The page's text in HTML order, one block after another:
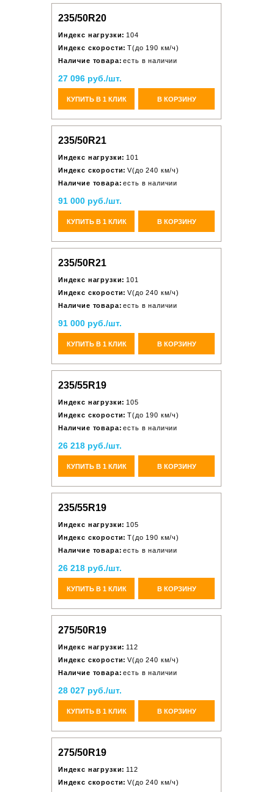
235/50R20
Индекс нагрузки: 104
Индекс скорости: T(до 190 км/ч)
Наличие товара: есть в наличии
27 096 руб./шт.
КУПИТЬ В 1 КЛИК В КОРЗИНУ
235/50R21
Индекс нагрузки: 101
Индекс скорости: V(до 240 км/ч)
Наличие товара: есть в наличии
91 000 руб./шт.
КУПИТЬ В 1 КЛИК В КОРЗИНУ
235/50R21
Индекс нагрузки: 101
Индекс скорости: V(до 240 км/ч)
Наличие товара: есть в наличии
91 000 руб./шт.
КУПИТЬ В 1 КЛИК В КОРЗИНУ
235/55R19
Индекс нагрузки: 105
Индекс скорости: T(до 190 км/ч)
Наличие товара: есть в наличии
26 218 руб./шт.
КУПИТЬ В 1 КЛИК В КОРЗИНУ
235/55R19
Индекс нагрузки: 105
Индекс скорости: T(до 190 км/ч)
Наличие товара: есть в наличии
26 218 руб./шт.
КУПИТЬ В 1 КЛИК В КОРЗИНУ
275/50R19
Индекс нагрузки: 112
Индекс скорости: V(до 240 км/ч)
Наличие товара: есть в наличии
28 027 руб./шт.
КУПИТЬ В 1 КЛИК В КОРЗИНУ
275/50R19
Индекс нагрузки: 112
Индекс скорости: V(до 240 км/ч)